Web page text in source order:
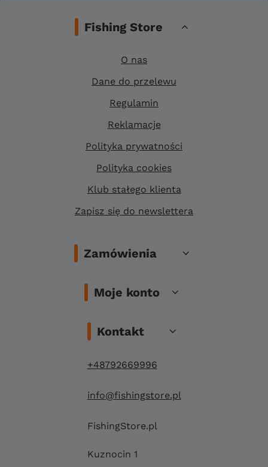
Fishing Store
O nas
Dane do przelewu
Regulamin
Reklamacje
Polityka prywatności
Polityka cookies
Klub stałego klienta
Zapisz się do newslettera
Zamówienia
Moje konto
Kontakt
+48792669996
info@fishingstore.pl
FishingStore.pl
Kuznocin 1